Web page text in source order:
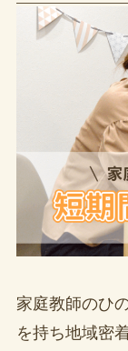
家庭教師のひ
を持ち地域密